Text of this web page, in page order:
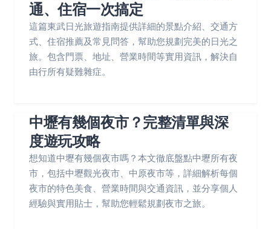
通、住宿一次搞定
這篇東武日光旅遊指南提供詳細的景點介紹、交通方
式、住宿推薦及常見問答，幫助您規劃完美的日光之
旅。包含門票、地址、營業時間等實用資訊，解決自
由行所有疑難雜症。
中壢有幾個夜市？完整清單與深
度遊玩攻略
想知道中壢有幾個夜市嗎？本文徹底盤點中壢所有夜
市，包括中壢觀光夜市、中原夜市等，詳細解析每個
夜市的特色美食、營業時間與交通資訊，並分享個人
經驗與實用貼士，幫助您輕鬆規劃夜市之旅。